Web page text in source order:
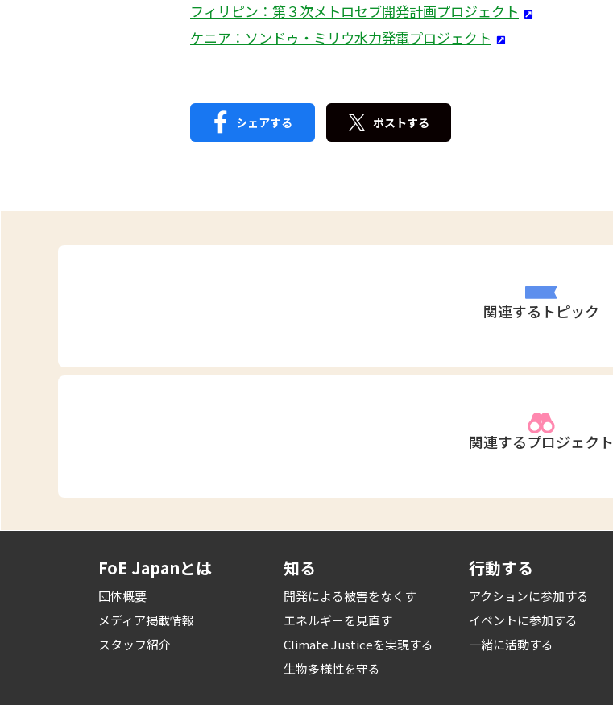
フィリピン：第３次メトロセブ開発計画プロジェクト
ケニア：ソンドゥ・ミリウ水力発電プロジェクト
シェアする ポストする
関連するトピック
関連するプロジェクト
FoE Japanとは
団体概要
メディア掲載情報
スタッフ紹介
知る
開発による被害をなくす
エネルギーを見直す
Climate Justiceを実現する
生物多様性を守る
行動する
アクションに参加する
イベントに参加する
一緒に活動する